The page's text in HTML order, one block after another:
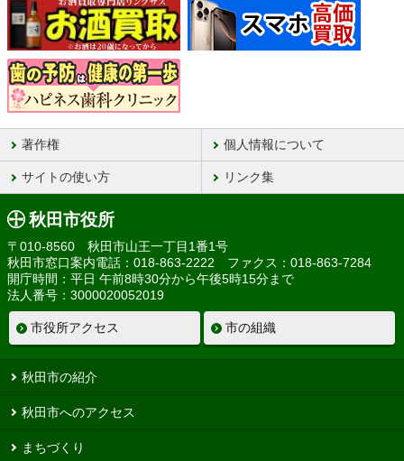
著作権 個人情報について
サイトの使い方 リンク集
秋田市役所
〒010-8560 秋田市山王一丁目1番1号
秋田市窓口案内電話：018-863-2222 ファクス：018-863-7284
開庁時間：平日 午前8時30分から午後5時15分まで
法人番号：3000020052019
市役所アクセス 市の組織
秋田市の紹介
秋田市へのアクセス
まちづくり